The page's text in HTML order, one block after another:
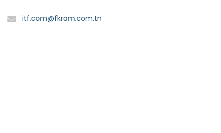
itf.com@fkram.com.tn